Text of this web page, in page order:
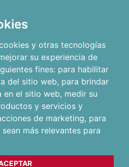
y otras tecnologías
su experiencia de
fines: para habilitar
del sitio web, para brindar
en el sitio web, medir su
y servicios y
de marketing, para
más relevantes para